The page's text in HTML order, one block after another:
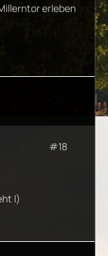
erleben
#18
I)